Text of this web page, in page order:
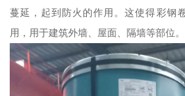
蔓延，起到防火的作用。这使得彩钢
用，用于建筑外墙、屋面、隔墙等部位。